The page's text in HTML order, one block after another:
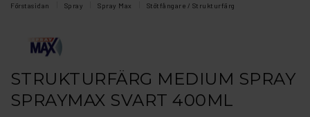
Förstasidan Spray Spray Max Stötfångare / Strukturfärg
STRUKTURFÄRG MEDIUM SPRAY
SPRAYMAX SVART 400ML